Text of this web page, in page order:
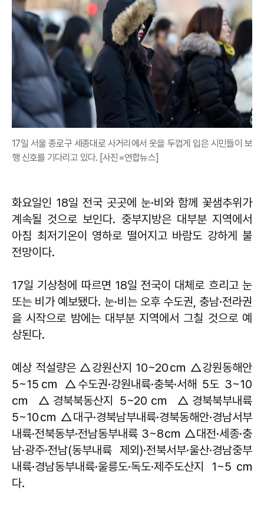
17일 서울 종로구 세종대로 사거리에서 옷을 두껍게 입은 시민들이 보
행 신호를 기다리고 있다. [사진=연합뉴스]
화요일인 18일 전국 곳곳에 눈·비와 함께 꽃샘추위가
계속될 것으로 보인다. 중부지방은 대부분 지역에서
아침 최저기온이 영하로 떨어지고 바람도 강하게 불
전망이다.
17일 기상청에 따르면 18일 전국이 대체로 흐리고 눈
또는 비가 예보됐다. 눈·비는 오후 수도권, 충남·전라권
을 시작으로 밤에는 대부분 지역에서 그칠 것으로 예
상된다.
예상 적설량은 △강원산지 10~20㎝ △강원동해안
5~15㎝ △수도권·강원내륙·충북·서해 5도 3~10
㎝ △경북북동산지 5~20㎝ △경북북부내륙
5~10㎝ △대구·경북남부내륙·경북동해안·경남서부
내륙·전북동부·전남동부내륙 3~8㎝ △대전·세종·충
남·광주·전남(동부내륙 제외)·전북서부·울산·경남중부
내륙·경남동부내륙·울릉도·독도·제주도산지 1~5㎝
다.